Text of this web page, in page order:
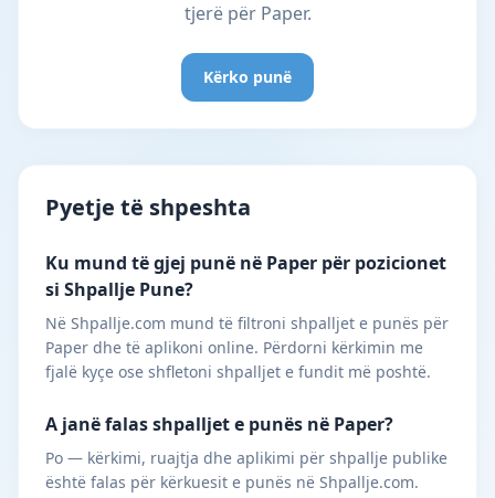
tjerë për Paper.
Kërko punë
Pyetje të shpeshta
Ku mund të gjej punë në Paper për pozicionet
si Shpallje Pune?
Në Shpallje.com mund të filtroni shpalljet e punës për
Paper dhe të aplikoni online. Përdorni kërkimin me
fjalë kyçe ose shfletoni shpalljet e fundit më poshtë.
A janë falas shpalljet e punës në Paper?
Po — kërkimi, ruajtja dhe aplikimi për shpallje publike
është falas për kërkuesit e punës në Shpallje.com.